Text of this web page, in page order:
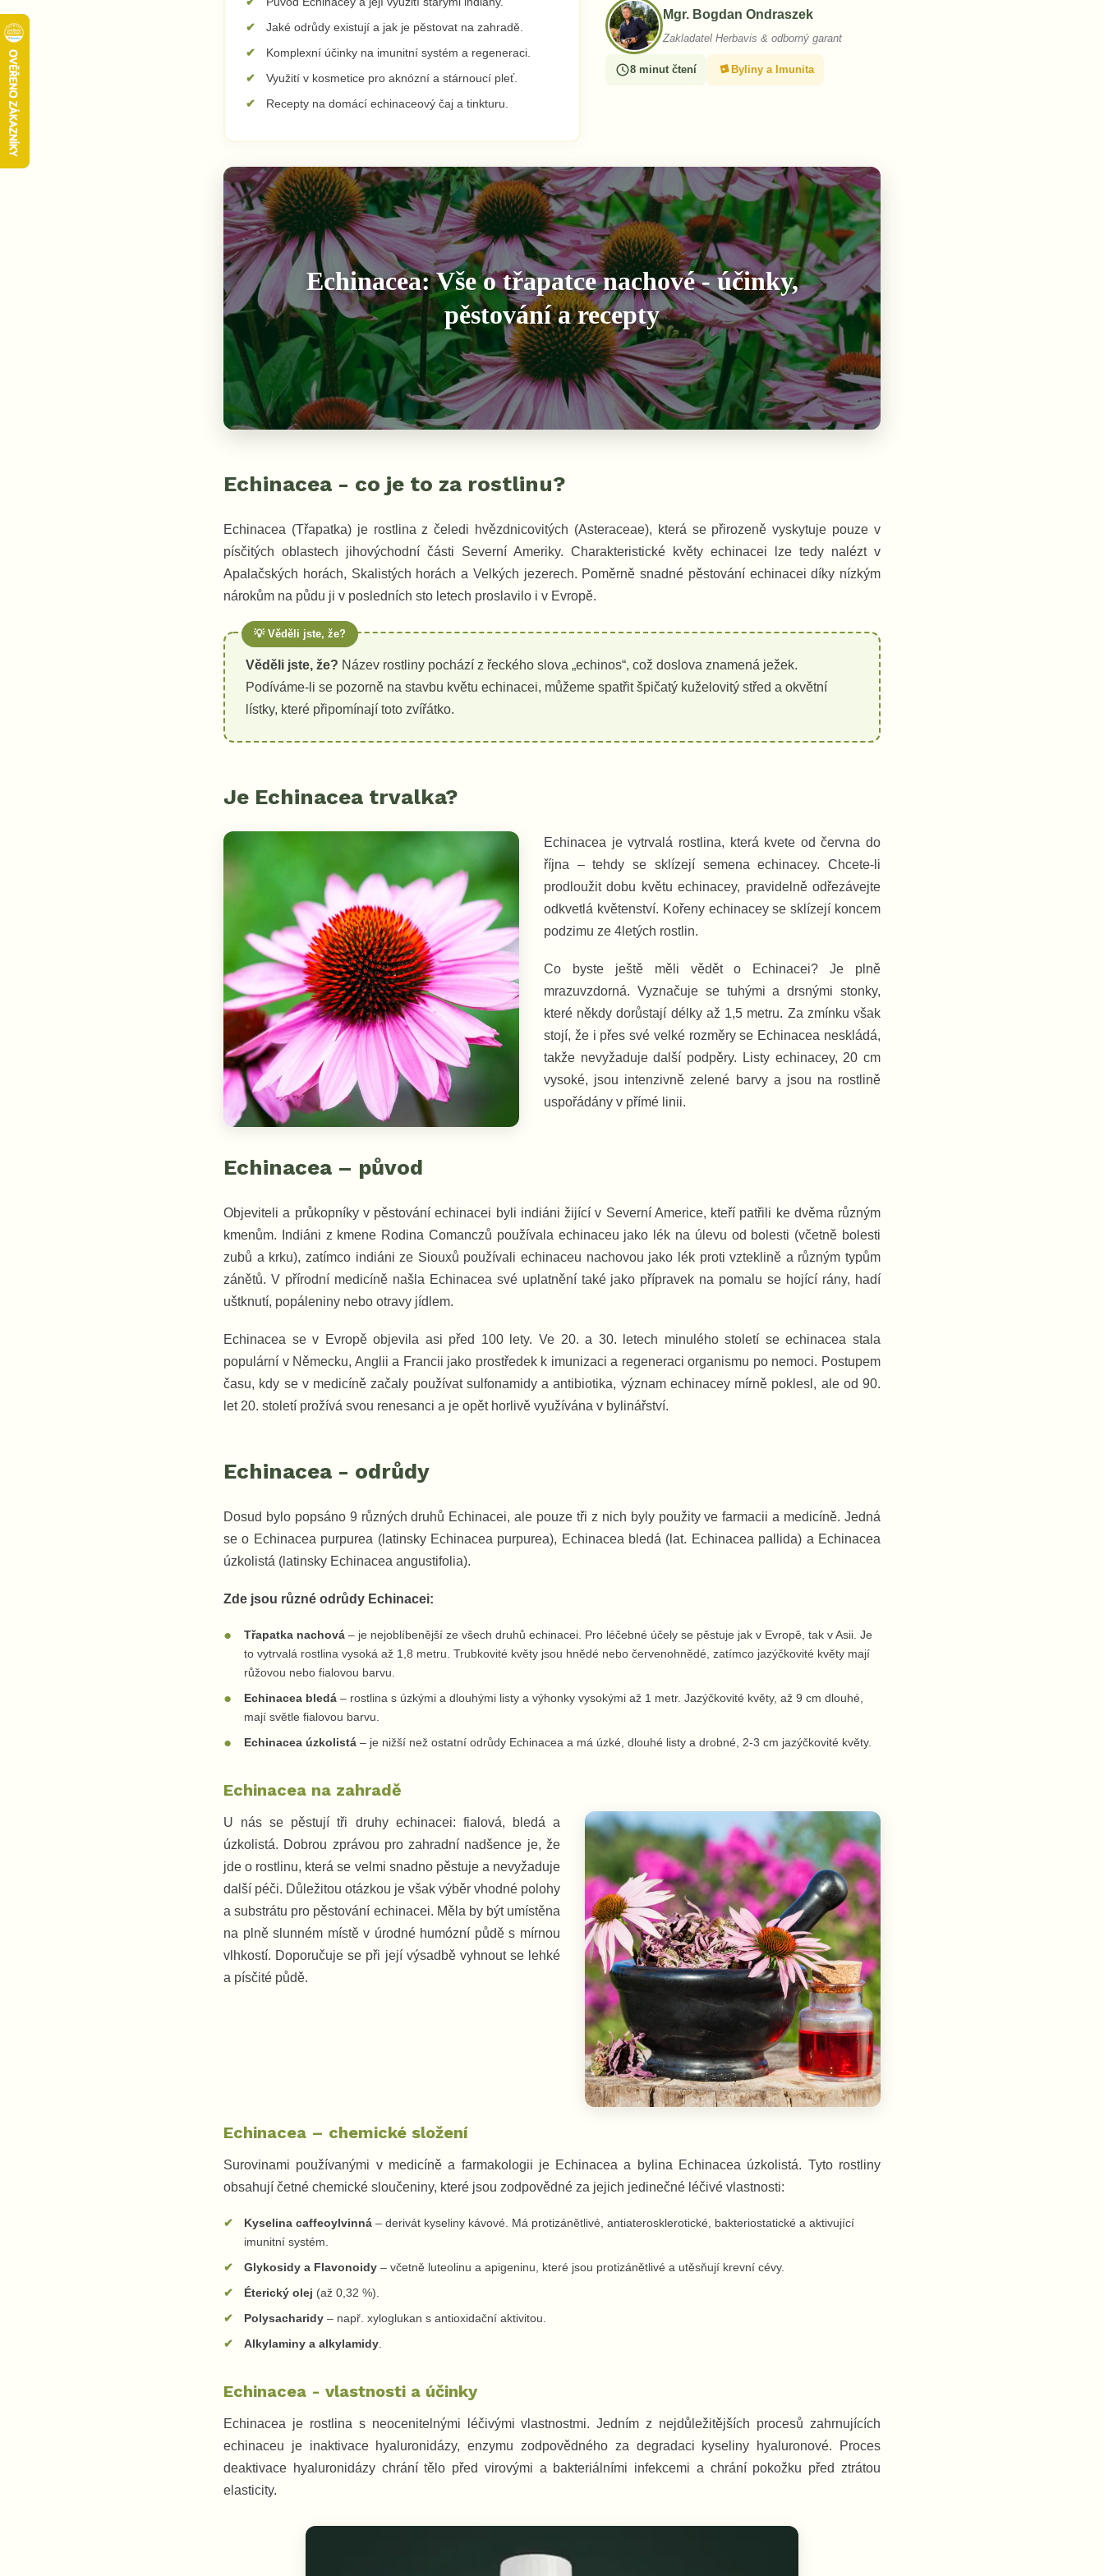
Jaké odrůdy existují a jak je pěstovat na zahradě.
Komplexní účinky na imunitní systém a regeneraci.
Využití v kosmetice pro aknózní a stárnoucí pleť.
Recepty na domácí echinaceový čaj a tinkturu.
Mgr. Bogdan Ondraszek
Zakladatel Herbavis & odborný garant
8 minut čtení Byliny a Imunita
Echinacea: Vše o třapatce nachové - účinky,
pěstování a recepty
Echinacea - co je to za rostlinu?
Echinacea (Třapatka) je rostlina z čeledi hvězdnicovitých (Asteraceae), která se přirozeně vyskytuje pouze v
písčitých oblastech jihovýchodní části Severní Ameriky. Charakteristické květy echinacei lze tedy nalézt v
Apalačských horách, Skalistých horách a Velkých jezerech. Poměrně snadné pěstování echinacei díky nízkým
nárokům na půdu ji v posledních sto letech proslavilo i v Evropě.
Věděli jste, že? Název rostliny pochází z řeckého slova „echinos“, což doslova znamená ježek.
Podíváme-li se pozorně na stavbu květu echinacei, můžeme spatřit špičatý kuželovitý střed a okvětní
lístky, které připomínají toto zvířátko.
Je Echinacea trvalka?
Echinacea je vytrvalá rostlina, která kvete od června do
října – tehdy se sklízejí semena echinacey. Chcete-li
prodloužit dobu květu echinacey, pravidelně odřezávejte
odkvetlá květenství. Kořeny echinacey se sklízejí koncem
podzimu ze 4letých rostlin.
Co byste ještě měli vědět o Echinacei? Je plně
mrazuvzdorná. Vyznačuje se tuhými a drsnými stonky,
které někdy dorůstají délky až 1,5 metru. Za zmínku však
stojí, že i přes své velké rozměry se Echinacea neskládá,
takže nevyžaduje další podpěry. Listy echinacey, 20 cm
vysoké, jsou intenzivně zelené barvy a jsou na rostlině
uspořádány v přímé linii.
Echinacea – původ
Objeviteli a průkopníky v pěstování echinacei byli indiáni žijící v Severní Americe, kteří patřili ke dvěma různým
kmenům. Indiáni z kmene Rodina Comanczů používala echinaceu jako lék na úlevu od bolesti (včetně bolesti
zubů a krku), zatímco indiáni ze Siouxů používali echinaceu nachovou jako lék proti vzteklině a různým typům
zánětů. V přírodní medicíně našla Echinacea své uplatnění také jako přípravek na pomalu se hojící rány, hadí
uštknutí, popáleniny nebo otravy jídlem.
Echinacea se v Evropě objevila asi před 100 lety. Ve 20. a 30. letech minulého století se echinacea stala
populární v Německu, Anglii a Francii jako prostředek k imunizaci a regeneraci organismu po nemoci. Postupem
času, kdy se v medicíně začaly používat sulfonamidy a antibiotika, význam echinacey mírně poklesl, ale od 90.
let 20. století prožívá svou renesanci a je opět horlivě využívána v bylinářství.
Echinacea - odrůdy
Dosud bylo popsáno 9 různých druhů Echinacei, ale pouze tři z nich byly použity ve farmacii a medicíně. Jedná
se o Echinacea purpurea (latinsky Echinacea purpurea), Echinacea bledá (lat. Echinacea pallida) a Echinacea
úzkolistá (latinsky Echinacea angustifolia).
Zde jsou různé odrůdy Echinacei:
Třapatka nachová – je nejoblíbenější ze všech druhů echinacei. Pro léčebné účely se pěstuje jak v Evropě, tak v Asii. Je
to vytrvalá rostlina vysoká až 1,8 metru. Trubkovité květy jsou hnědé nebo červenohnědé, zatímco jazýčkovité květy mají
růžovou nebo fialovou barvu.
Echinacea bledá – rostlina s úzkými a dlouhými listy a výhonky vysokými až 1 metr. Jazýčkovité květy, až 9 cm dlouhé,
mají světle fialovou barvu.
Echinacea úzkolistá – je nižší než ostatní odrůdy Echinacea a má úzké, dlouhé listy a drobné, 2-3 cm jazýčkovité květy.
Echinacea na zahradě
U nás se pěstují tři druhy echinacei: fialová, bledá a
úzkolistá. Dobrou zprávou pro zahradní nadšence je, že
jde o rostlinu, která se velmi snadno pěstuje a nevyžaduje
další péči. Důležitou otázkou je však výběr vhodné polohy
a substrátu pro pěstování echinacei. Měla by být umístěna
na plně slunném místě v úrodné humózní půdě s mírnou
vlhkostí. Doporučuje se při její výsadbě vyhnout se lehké
a písčité půdě.
Echinacea – chemické složení
Surovinami používanými v medicíně a farmakologii je Echinacea a bylina Echinacea úzkolistá. Tyto rostliny
obsahují četné chemické sloučeniny, které jsou zodpovědné za jejich jedinečné léčivé vlastnosti:
Kyselina caffeoylvinná – derivát kyseliny kávové. Má protizánětlivé, antiaterosklerotické, bakteriostatické a aktivující
imunitní systém.
Glykosidy a Flavonoidy – včetně luteolinu a apigeninu, které jsou protizánětlivé a utěsňují krevní cévy.
Éterický olej (až 0,32 %).
Polysacharidy – např. xyloglukan s antioxidační aktivitou.
Alkylaminy a alkylamidy
Echinacea - vlastnosti a účinky
Echinacea je rostlina s neocenitelnými léčivými vlastnostmi. Jedním z nejdůležitějších procesů zahrnujících
echinaceu je inaktivace hyaluronidázy, enzymu zodpovědného za degradaci kyseliny hyaluronové. Proces
deaktivace hyaluronidázy chrání tělo před virovými a bakteriálními infekcemi a chrání pokožku před ztrátou
elasticity.